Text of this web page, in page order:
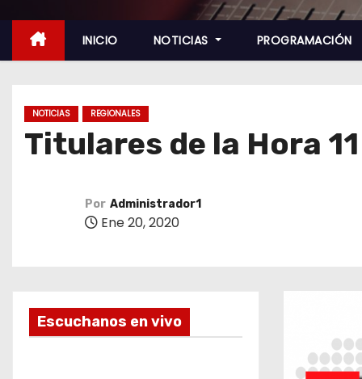
i
INICIO NOTICIAS PROGRAMACIÓN
NOTICIAS REGIONALES
Titulares de la Hora 11
Por Administrador1
Ene 20, 2020
Escuchanos en vivo